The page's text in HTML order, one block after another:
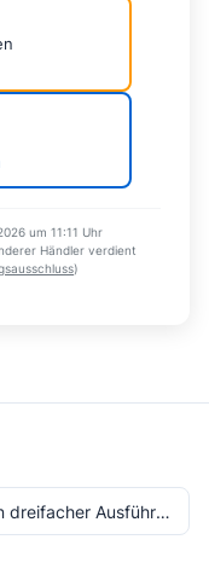
um 11:11 Uhr
Händler verdient
)
"Supergirl": Ultra HD Blu-ray in dreifacher Ausführung